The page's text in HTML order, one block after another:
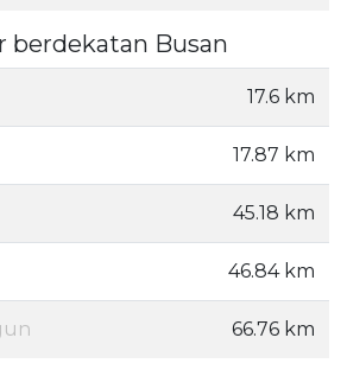
berdekatan Busan
17.6 km
17.87 km
45.18 km
46.84 km
66.76 km